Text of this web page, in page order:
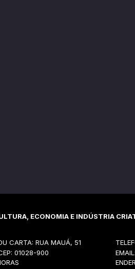
ECONOMIA E INDÚSTRIA
CARTA: RUA MAUÁ, 51
01028-900
EMAIL: